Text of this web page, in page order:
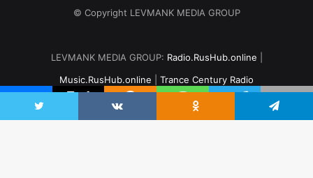
© Copyright LEVMANK MEDIA GROUP
LEVMANK MEDIA GROUP: Radio.RusHub.online
Music.RusHub.online
Trance Century Radio
Главная
#TranceFresh Записи эфира
О проекте
Twitter VKontakte Odnoklassniki Telegram